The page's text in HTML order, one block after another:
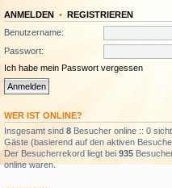
ANMELDEN • REGISTRIEREN
Benutzername:
Passwort:
Ich habe mein Passwort vergessen
WER IST ONLINE?
Insgesamt sind 8 Besucher online :: 0
Gäste (basierend auf den aktiven
Der Besucherrekord liegt bei 935
online waren.